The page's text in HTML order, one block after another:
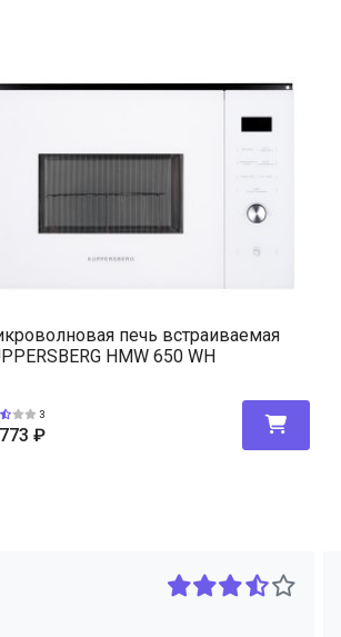
печь встраиваемая
HMW 650 WH
3
₽